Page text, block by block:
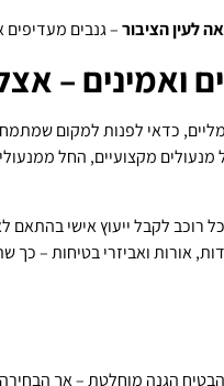
– גנבים
ואמינים –
כדאי לפנות למקום
רוכב לקבל ייעוץ אישי בהתאם
אורות ואביזרי בטיחות –
הגנה מוחלטת – אך